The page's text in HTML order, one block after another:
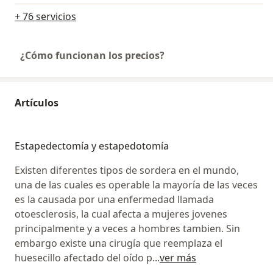
+ 76 servicios
¿Cómo funcionan los precios?
Artículos
Estapedectomía y estapedotomía
Existen diferentes tipos de sordera en el mundo,
una de las cuales es operable la mayoría de las veces
es la causada por una enfermedad llamada
otoesclerosis, la cual afecta a mujeres jovenes
principalmente y a veces a hombres tambien. Sin
embargo existe una cirugía que reemplaza el
huesecillo afectado del oído p...ver más